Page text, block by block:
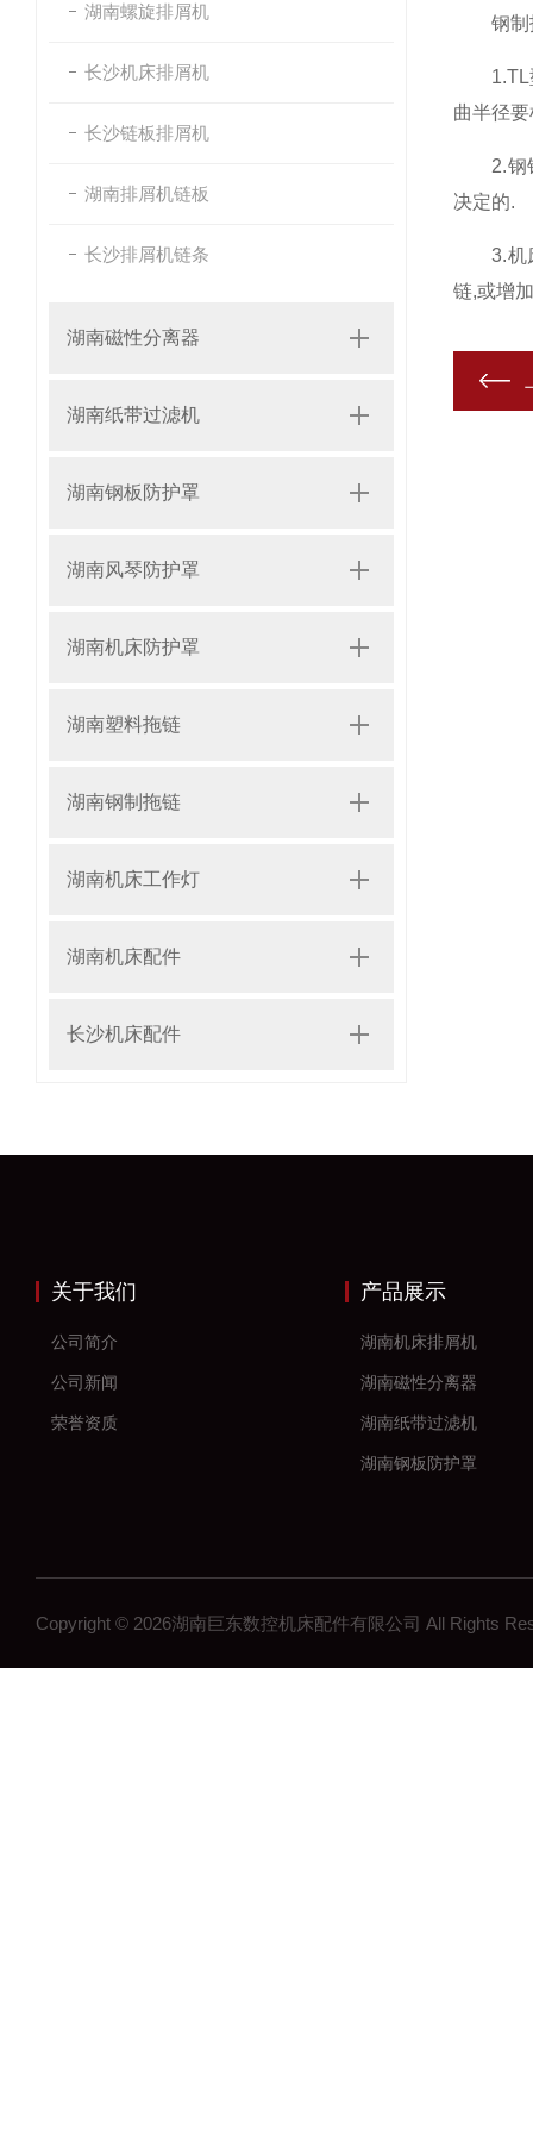
湖南螺旋排屑机
长沙机床排屑机
长沙链板排屑机
湖南排屑机链板
长沙排屑机链条
湖南磁性分离器
湖南纸带过滤机
湖南钢板防护罩
湖南风琴防护罩
湖南机床防护罩
湖南塑料拖链
湖南钢制拖链
湖南机床工作灯
湖南机床配件
长沙机床配件
钢制拖
1.TL型
曲半径
2.钢铝
决定的.
3.机床
链,或增
关于我们
公司简介
公司新闻
荣誉资质
产品展示
湖南机床排屑机
湖南磁性分离器
湖南纸带过滤机
湖南钢板防护罩
湖南塑料拖链
湖南钢制拖链
湖南机床工作灯
Copyright © 2026湖南巨东数控机床配件有限公司 All Rights